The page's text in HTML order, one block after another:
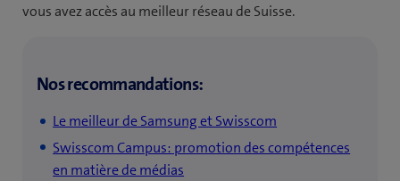
vous avez accès au meilleur réseau de Suisse.
Nos recommandations:
Le meilleur de Samsung et Swisscom
Swisscom Campus: promotion des compétences
en matière de médias